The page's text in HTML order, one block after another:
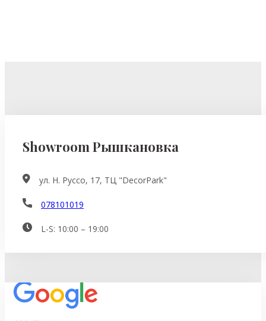
Showroom Рышкановка
ул. Н. Руссо, 17, ТЦ "DecorPark"
078101019
L-S: 10:00 – 19:00